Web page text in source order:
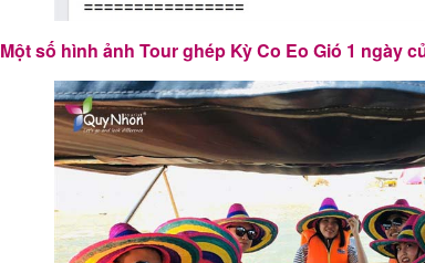
Một số hình ảnh Tour ghép Kỳ Co Eo Gió 1 ngày